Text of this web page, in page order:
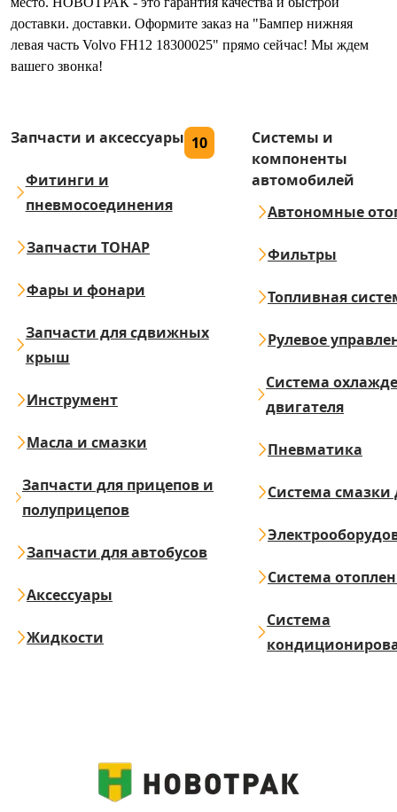
доставки. доставки. Оформите заказ на "Бампер нижняя
левая часть Volvo FН12 18300025" прямо сейчас! Мы ждем
вашего звонка!
Запчасти и аксессуары 10
Фитинги и
пневмосоединения
Запчасти ТОНАР
Фары и фонари
Запчасти для сдвижных
крыш
Инструмент
Масла и смазки
Запчасти для прицепов и
полуприцепов
Запчасти для автобусов
Аксессуары
Жидкости
Системы и
компоненты
автомобилей
Автономные
Фильтры
Топливная
Рулевое
Система
двигателя
Пневматика
Система смазки
Система
Система